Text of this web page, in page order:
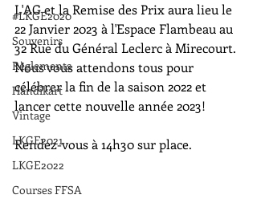
#LKGE2020
Souvenirs
Règlements
Handikart
Vintage
LKGE2021
LKGE2022
Courses FFSA
L'AG et la Remise des Prix aura lieu le
22 Janvier 2023 à l'Espace Flambeau au
32 Rue du Général Leclerc à Mirecourt.
Nous vous attendons tous pour
célébrer la fin de la saison 2022 et
lancer cette nouvelle année 2023!
Rendez-vous à 14h30 sur place.